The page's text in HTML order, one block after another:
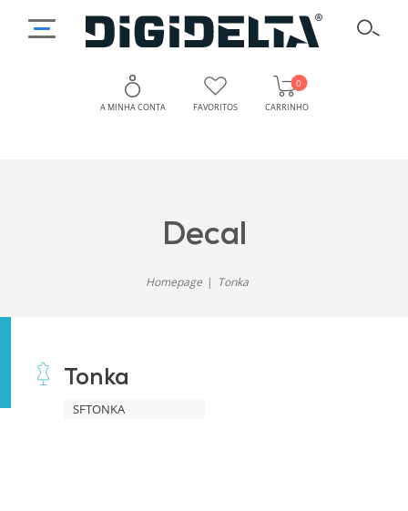
A MINHA CONTA FAVORITOS CARRINHO
0
decal
Homepage Tonka
Tonka
SFTONKA